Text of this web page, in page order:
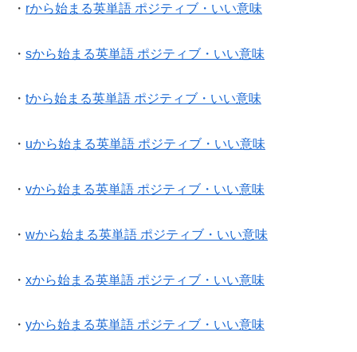
・ rから始まる英単語 ポジティブ・いい意味
・ sから始まる英単語 ポジティブ・いい意味
・ tから始まる英単語 ポジティブ・いい意味
・ uから始まる英単語 ポジティブ・いい意味
・ vから始まる英単語 ポジティブ・いい意味
・ wから始まる英単語 ポジティブ・いい意味
・ xから始まる英単語 ポジティブ・いい意味
・ yから始まる英単語 ポジティブ・いい意味